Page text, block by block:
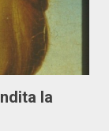
la